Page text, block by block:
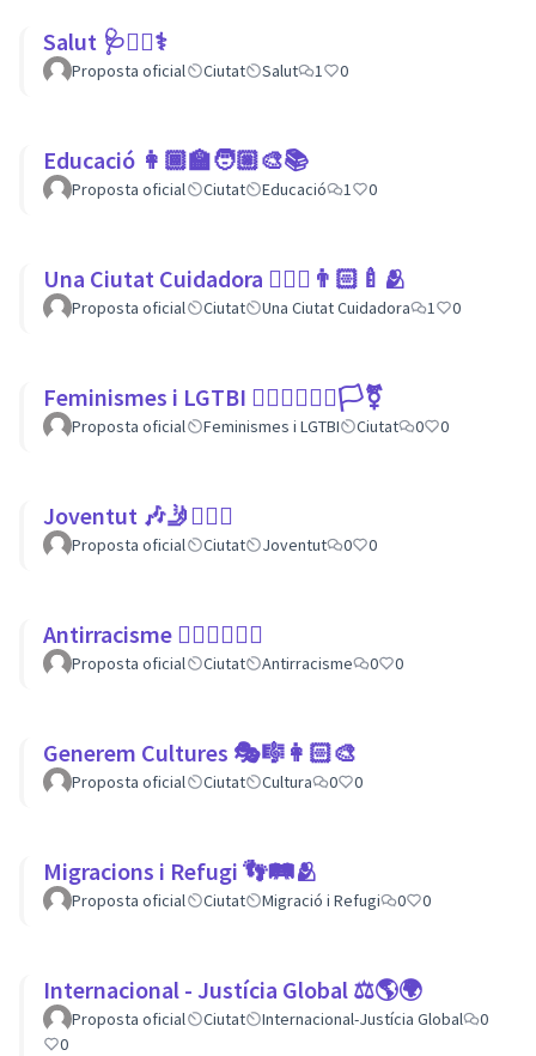
Salut 🩺👩‍⚕️⚕
Proposta oficial Ciutat Salut 1 0
Educació 👩🏾‍🏫🧑🏼‍🎨📚
Proposta oficial Ciutat Educació 1 0
Una Ciutat Cuidadora 💆🏾‍♀️👨🏻‍🍼🫂
Proposta oficial Ciutat Una Ciutat Cuidadora 1 0
Feminismes i LGTBI 💁🏽‍♀👩‍❤️‍👩🏳️‍⚧️
Proposta oficial Feminismes i LGTBI Ciutat 0 0
Joventut 🎶🤳🙇🏽‍♀
Proposta oficial Ciutat Joventut 0 0
Antirracisme ✊🏾✊🏼✊🏿
Proposta oficial Ciutat Antirracisme 0 0
Generem Cultures 🎭🎼👩🏻‍🎨
Proposta oficial Ciutat Cultura 0 0
Migracions i Refugi 👣🛤🫂
Proposta oficial Ciutat Migració i Refugi 0 0
Internacional - Justícia Global ⚖️🌎🌍
Proposta oficial Ciutat Internacional-Justícia Global
0
0